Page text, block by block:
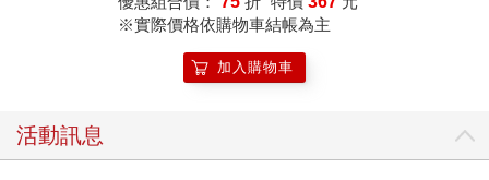
※實際價格依購物車結帳為主
加入購物車
活動訊息